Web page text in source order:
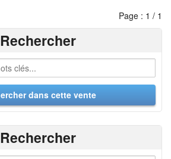
Page : 1 / 1
Rechercher
Rechercher